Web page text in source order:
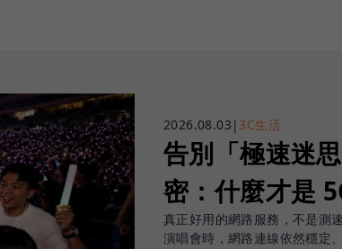
2026.08.03 | 3C生活
告別「極速迷
密：什麼才是
真正好用的網路服務，不是測
演唱會時，網路連線依然穩定